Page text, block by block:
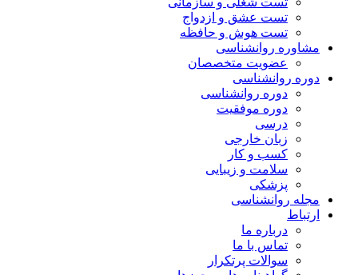
تست عشق و ازدواج
تست هوش و حافظه
مشاوره روانشناسی
عضویت متخصصان
دوره روانشناسی
دوره روانشناسی
دوره موفقیت
درسی
زبان خارجی
کسب و کار
سلامت و زیبایی
پزشکی
مجله روانشناسی
ارتباط
درباره ما
تماس با ما
سوالات پرتکرار